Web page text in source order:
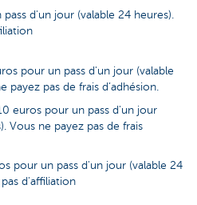
d'un jour (valable 24 heures).
pour un pass d'un jour (valable
payez pas de frais d’adhésion.
euros pour un pass d'un jour
Vous ne payez pas de frais
pour un pass d'un jour (valable 24
d'affiliation